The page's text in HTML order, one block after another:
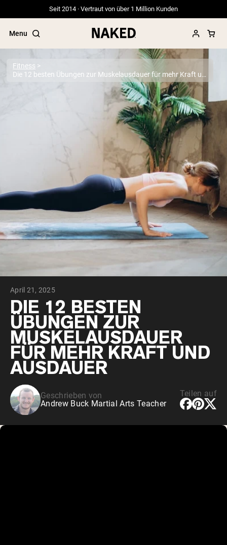
Seit 2014 · Vertraut von über 1 Million Kunden
Menu
Fitness
Die 12 besten Übungen zur Muskelausdauer für mehr Kraft und Ausdauer
April 21, 2025
DIE 12 BESTEN
ÜBUNGEN ZUR
MUSKELAUSDAUER
FÜR MEHR KRAFT UND
AUSDAUER
Geschrieben von
Andrew Buck Martial Arts Teacher
Teilen auf